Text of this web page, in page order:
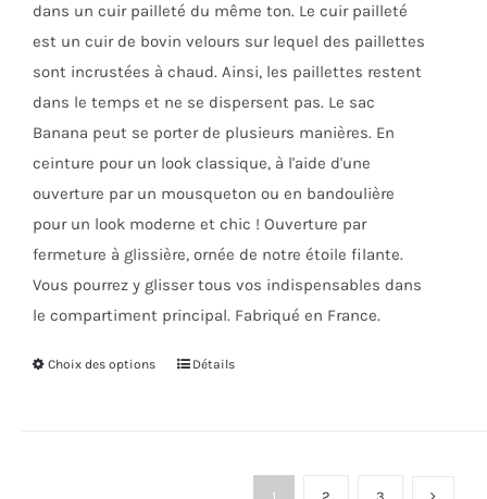
dans un cuir pailleté du même ton. Le cuir pailleté
est un cuir de bovin velours sur lequel des paillettes
sont incrustées à chaud. Ainsi, les paillettes restent
dans le temps et ne se dispersent pas. Le sac
Banana peut se porter de plusieurs manières. En
ceinture pour un look classique, à l'aide d'une
ouverture par un mousqueton ou en bandoulière
pour un look moderne et chic ! Ouverture par
fermeture à glissière, ornée de notre étoile filante.
Vous pourrez y glisser tous vos indispensables dans
le compartiment principal. Fabriqué en France.
Choix des options
CeDétails